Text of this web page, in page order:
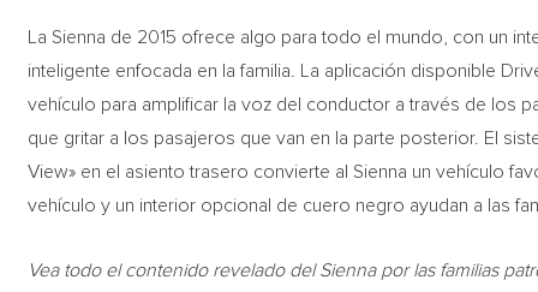
La Sienna de 2015 ofrece algo para todo el mundo, con un
inteligente enfocada en la familia. La aplicación disponible
vehículo para amplificar la voz del conductor a través de los
que gritar a los pasajeros que van en la parte posterior. El
View» en el asiento trasero convierte al Sienna un vehículo
vehículo y un interior opcional de cuero negro ayudan a las
Vea todo el contenido revelado del Sienna por las familias